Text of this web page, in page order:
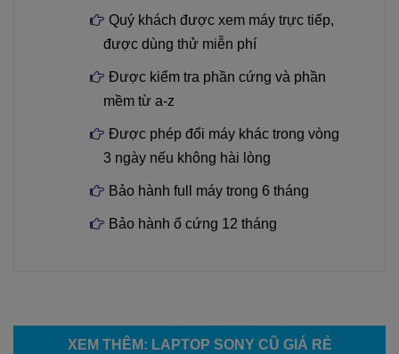
Quý khách được xem máy trực tiếp,
được dùng thử miễn phí
Được kiểm tra phần cứng và phần
mềm từ a-z
Được phép đổi máy khác trong vòng
3 ngày nếu không hài lòng
Bảo hành full máy trong 6 tháng
Bảo hành ổ cứng 12 tháng
XEM THÊM: LAPTOP SONY CŨ GIÁ RẺ